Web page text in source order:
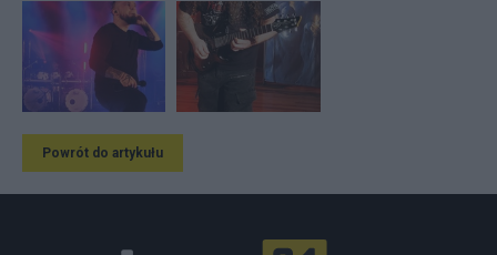
Powrót do artykułu